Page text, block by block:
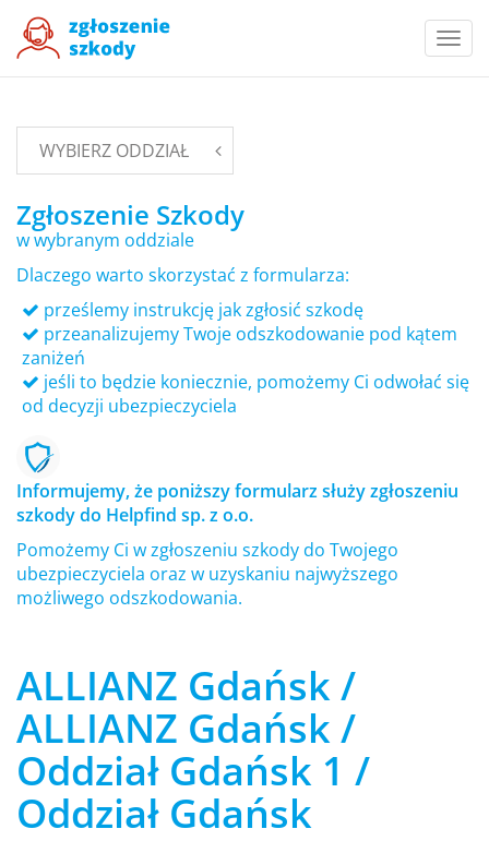
WYBIERZ ODDZIAŁ
Zgłoszenie Szkody
w wybranym oddziale
Dlaczego warto skorzystać z formularza:
prześlemy instrukcję jak zgłosić szkodę
przeanalizujemy Twoje odszkodowanie pod kątem
zaniżeń
jeśli to będzie koniecznie, pomożemy Ci odwołać się
od decyzji ubezpieczyciela
Informujemy, że poniższy formularz służy zgłoszeniu
szkody do Helpfind sp. z o.o.
Pomożemy Ci w zgłoszeniu szkody do Twojego
ubezpieczyciela oraz w uzyskaniu najwyższego
możliwego odszkodowania.
ALLIANZ Gdańsk /
ALLIANZ Gdańsk /
Oddział Gdańsk 1 /
Oddział Gdańsk